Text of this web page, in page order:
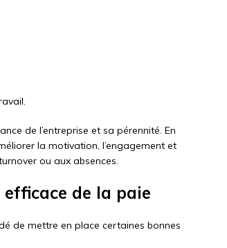
de l’entreprise et sa pérennité. En
la motivation, l’engagement et
ou aux absences.
de la paie
de mettre en place certaines bonnes